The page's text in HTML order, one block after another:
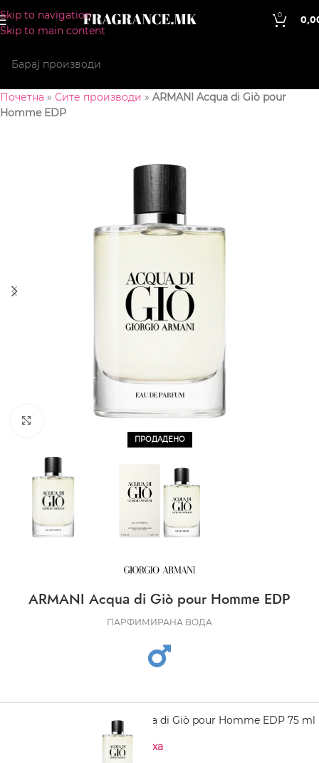
Skip to navigation
Skip to main content
0
Почетна » Сите производи » ARMANI Acqua di Giò pour
Homme EDP
ПРОДАДЕНО
CLICK TO ENLARGE
ARMANI Acqua di Giò pour Homme EDP
ПАРФИМИРАНА ВОДА
ARMANI Acqua di Giò pour Homme EDP 75 ml
Нема на залиха